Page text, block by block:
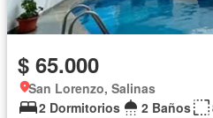
$ 65.000
San Lorenzo, Salinas
2 Dormitorios
2 Baños